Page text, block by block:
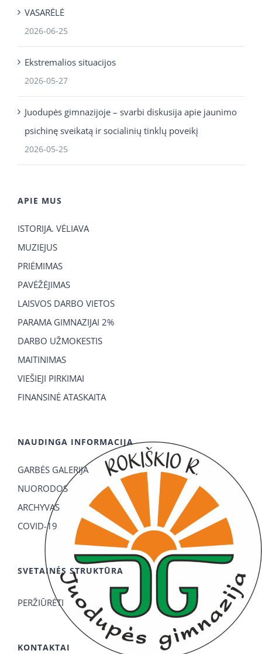
VASARĖLĖ
2026-06-25
Ekstremalios situacijos
2026-05-27
Juodupės gimnazijoje – svarbi diskusija apie jaunimo
psichinę sveikatą ir socialinių tinklų poveikį
2026-05-25
APIE MUS
ISTORIJA. VĖLIAVA
MUZIEJUS
PRIĖMIMAS
PAVĖŽĖJIMAS
LAISVOS DARBO VIETOS
PARAMA GIMNAZIJAI 2%
DARBO UŽMOKESTIS
MAITINIMAS
VIEŠIEJI PIRKIMAI
FINANSINĖ ATASKAITA
NAUDINGA INFORMACIJA
GARBĖS GALERIJA
NUORODOS
ARCHYVAS
COVID-19
SVETAINĖS STRUKTŪRA
PERŽIŪRĖTI
KONTAKTAI